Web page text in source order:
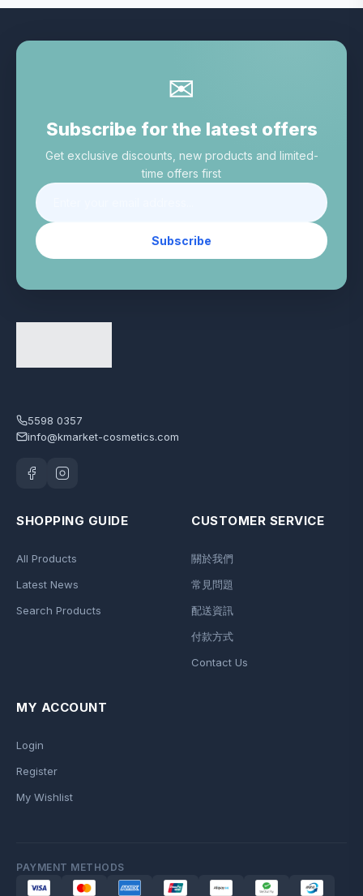
✉
Subscribe for the latest offers
Get exclusive discounts, new products and limited-
time offers first
Subscribe
5598 0357
info@kmarket-cosmetics.com
SHOPPING GUIDE
All Products
Latest News
Search Products
CUSTOMER SERVICE
關於我們
常見問題
配送資訊
付款方式
Contact Us
MY ACCOUNT
Login
Register
My Wishlist
PAYMENT METHODS